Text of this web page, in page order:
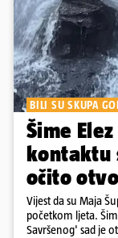
BILI SU SKUPA
Šime
kontaktu
očito
Vijest da su Maja
početkom ljeta.
Savršenog' sad je